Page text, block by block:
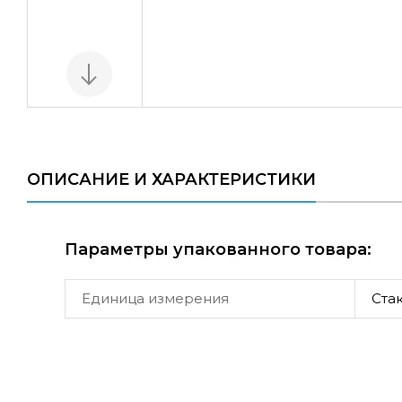
ОПИСАНИЕ И ХАРАКТЕРИСТИКИ
Параметры упакованного товара:
Единица измерения